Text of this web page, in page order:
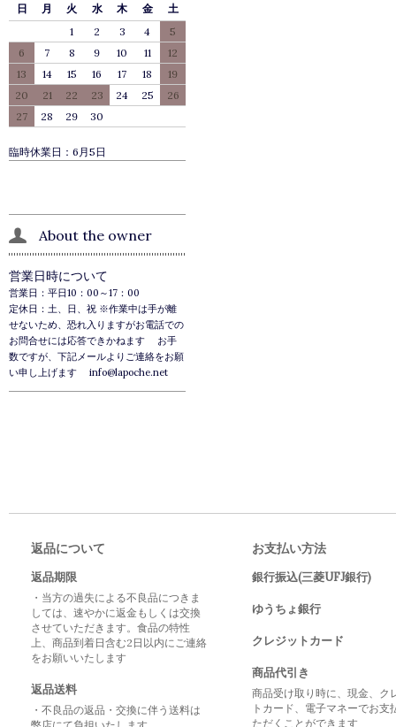
日
月 火 水 木 金
土
1
2 3 4
5
6
7 8 9 10 11
12
13
14 15 16 17 18
19
20
21 22 23 24 25
26
27
28 29 30
臨時休業日：6月5日
About the owner
営業日時について
営業日：平日10：00～17：00
定休日：土、日、祝 ※作業中は手が離
せないため、恐れ入りますがお電話での
お問合せには応答できかねます お手
数ですが、下記メールよりご連絡をお願
い申し上げます info@lapoche.net
返品について
返品期限
・当方の過失による不良品につきま
しては、速やかに返金もしくは交換
させていただきます。食品の特性
上、商品到着日含む2日以内にご連絡
をお願いいたします
返品送料
・不良品の返品・交換に伴う送料は
お支払い方法
銀行振込(三菱UFJ銀行)
ゆうちょ銀行
クレジットカード
商品代引き
商品受け取り時に、現金、ク
トカード、電子マネーでお支
ただくことができます